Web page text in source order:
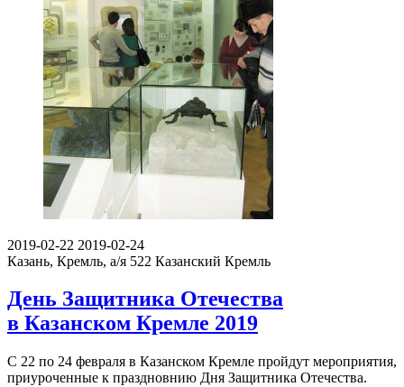
2019-02-22 2019-02-24
Казань, Кремль, а/я 522 Казанский Кремль
День Защитника Отечества
в Казанском Кремле 2019
С 22 по 24 февраля в Казанском Кремле пройдут мероприятия,
приуроченные к праздновнию Дня Защитника Отечества.